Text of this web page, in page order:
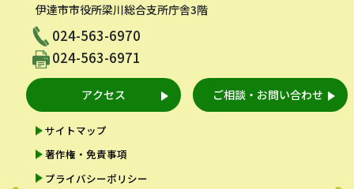
伊達市市役所梁川総合支所庁舎3階
024-563-6970
024-563-6971
アクセス ご相談・お問い合わせ
サイトマップ
著作権・免責事項
プライバシーポリシー